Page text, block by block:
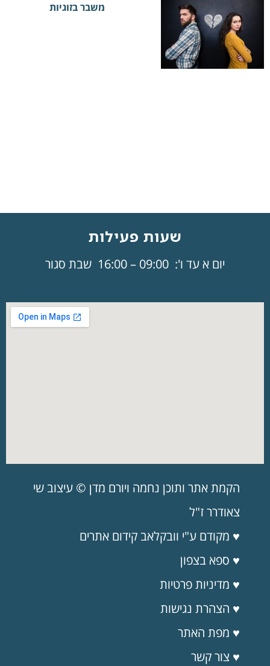
משבר בזוגיות
שעות פעילות
יום א עד ו': 09:00 – 16:00 שבת סגור
הקמת אתר ותוכן נחמה ויורם מדן © עיצוב שי
צאודרר ז"ל
♥ מקודם ע"י וובקלאב קידום אתרים
♥ ספא בצפון
♥ מדיניותפרטיות
♥ הצהרת נגישות
♥ מפת האתר
♥ צור קשר